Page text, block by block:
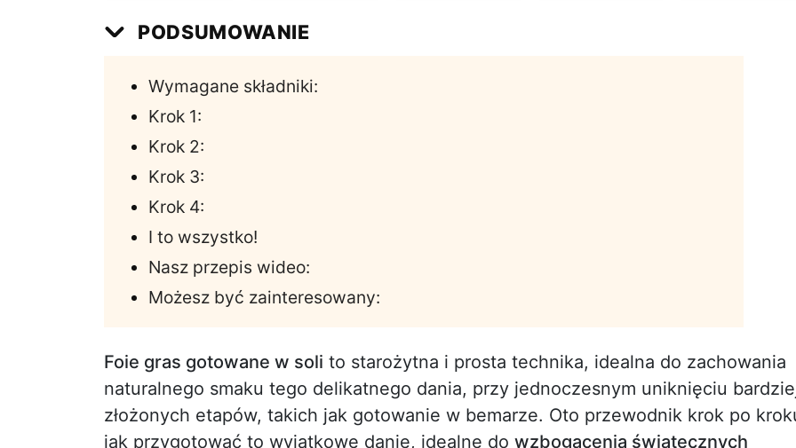
PODSUMOWANIE
Wymagane składniki:
Krok 1:
Krok 2:
Krok 3:
Krok 4:
I to wszystko!
Nasz przepis wideo:
Możesz być zainteresowany:
Foie gras gotowane w soli to starożytna i prosta technika, idealna do zachowania
naturalnego smaku tego delikatnego dania, przy jednoczesnym uniknięciu
złożonych etapów, takich jak gotowanie w bemarze. Oto przewodnik krok po
jak przygotować to wyjątkowe danie, idealne do wzbogacenia świątecznych